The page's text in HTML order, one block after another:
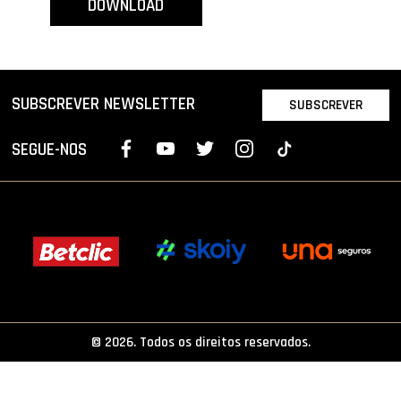
PROJETOS
LIGA BETCLIC FEMININA
DOWNLOAD
SUBSCREVER NEWSLETTER SUBSCREVER
SEGUE-NOS
© 2026. Todos os direitos reservados.